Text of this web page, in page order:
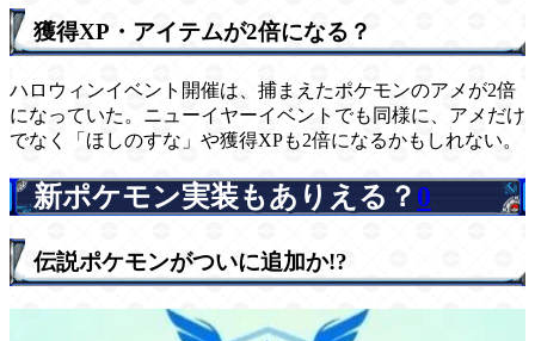
獲得XP・アイテムが2倍になる？
ハロウィンイベント開催は、捕まえたポケモンのアメが2倍
になっていた。ニューイヤーイベントでも同様に、アメだけ
でなく「ほしのすな」や獲得XPも2倍になるかもしれない。
新ポケモン実装もありえる？ 0
伝説ポケモンがついに追加か!?